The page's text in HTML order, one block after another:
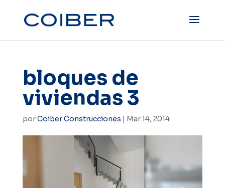
bloques de
viviendas 3
porCoiber Construcciones | Mar 14, 2014